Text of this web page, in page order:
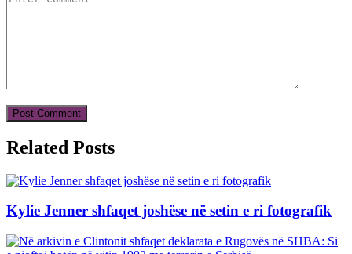
Related Posts
Kylie Jenner shfaqet joshëse në setin e ri fotografik